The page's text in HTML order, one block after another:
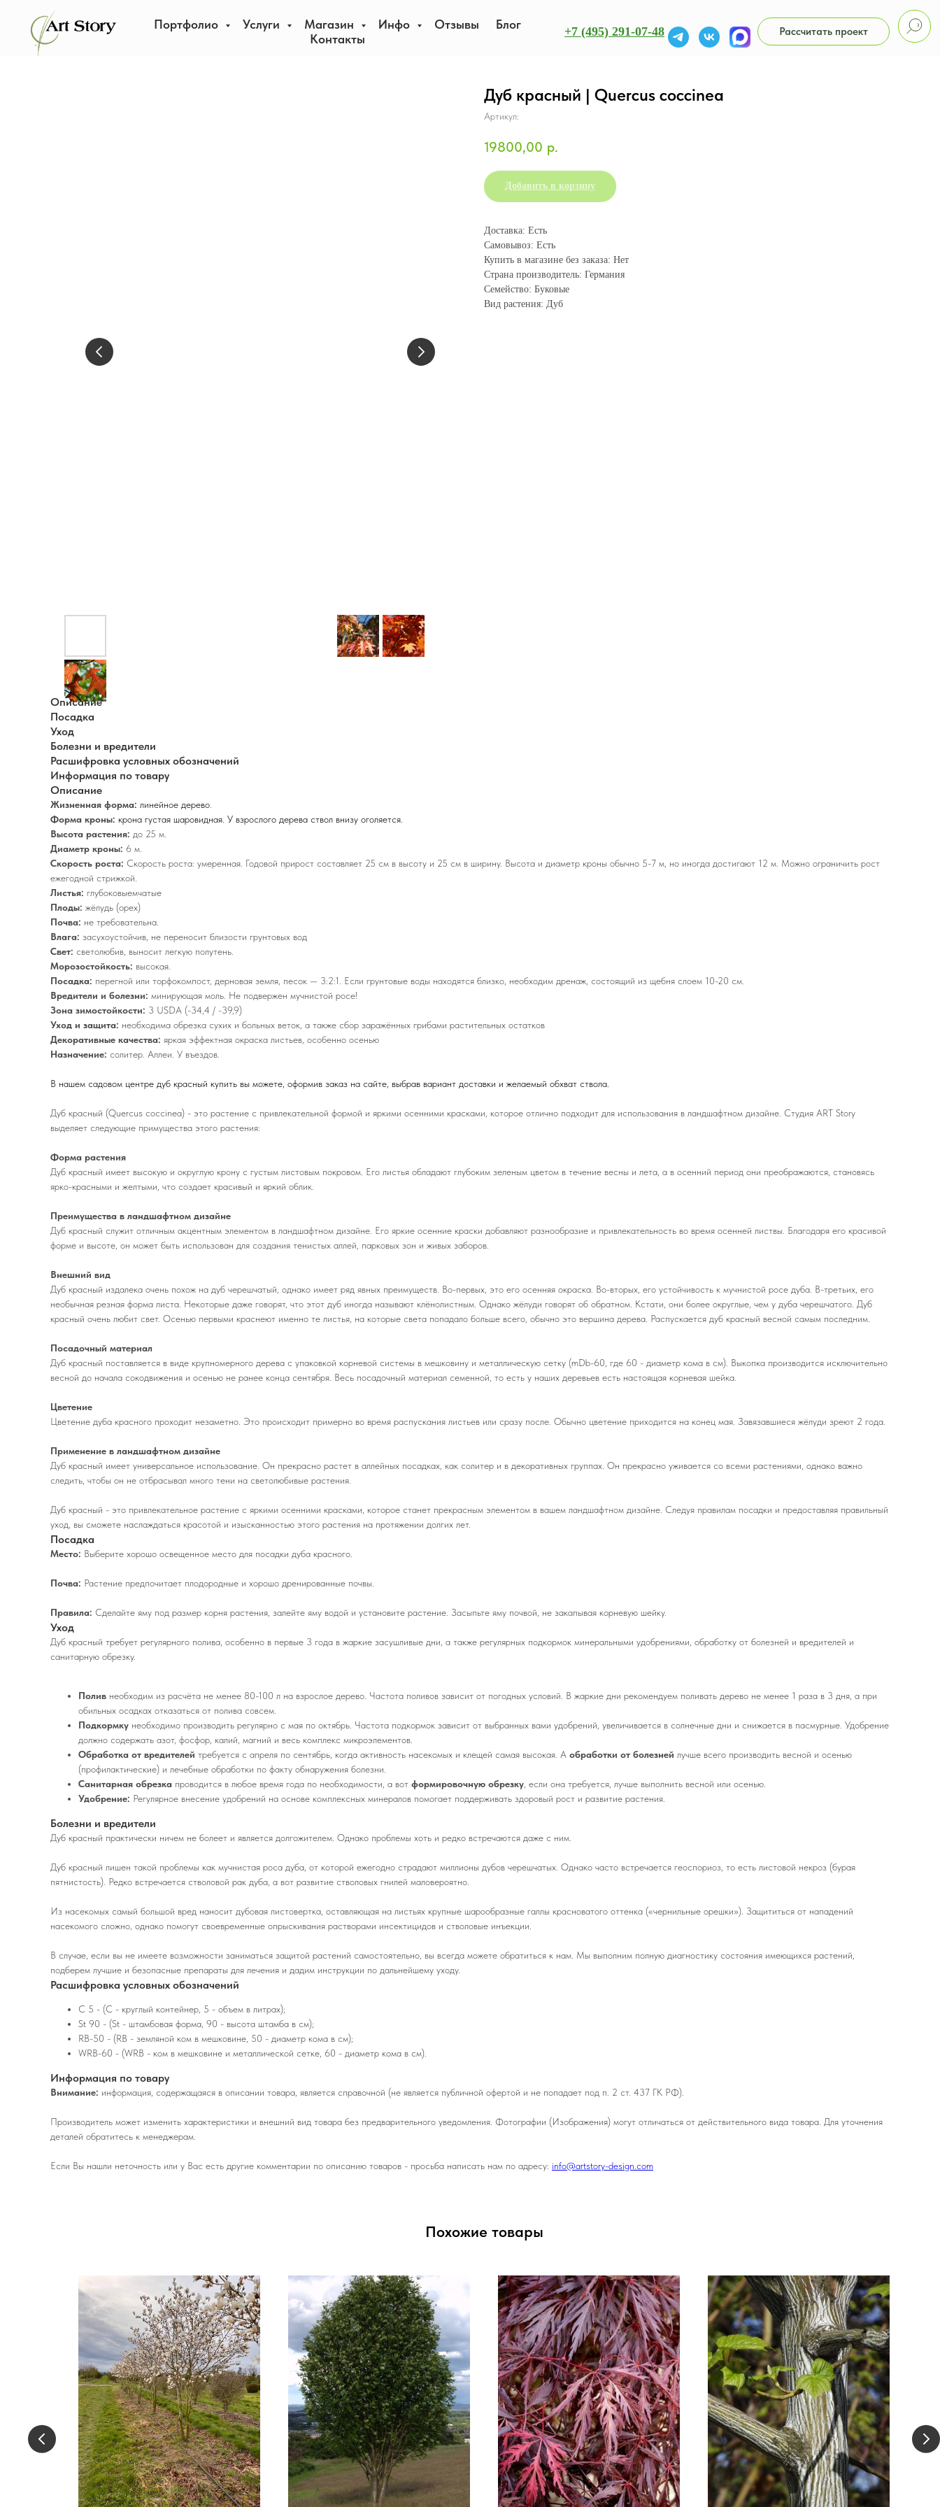
Портфолио Услуги Магазин Инфо Отзывы
Блог
Контакты
+7 (495) 291-07-48 Рассчитать проект
Дуб красный | Quercus coccinea
Артикул:
19800,00 р.
Добавить в корзину
Доставка: Есть
Самовывоз: Есть
Купить в магазине без заказа: Нет
Страна производитель: Германия
Семейство: Буковые
Вид растения: Дуб
Описание
Посадка
Уход
Болезни и вредители
Расшифровка условных обозначений
Информация по товару
Описание
Жизненная форма: линейное дерево
Форма кроны: крона густая шаровидная. У взрослого дерева ствол внизу оголяется.
Высота растения: до 25 м.
Диаметр кроны: 6 м.
Скорость роста: Скорость роста: умеренная. Годовой прирост составляет 25 см в высоту и 25 см в ширину. Высота и диаметр кроны обычно 5-7 м, но иногда достигают 12 м. Можно ограничить рост
ежегодной стрижкой.
Листья: глубоковыемчатые
Плоды: жёлудь (орех)
Почва: не требовательна.
Влага: засухоустойчив, не переносит близости грунтовых вод
Свет: светолюбив, выносит легкую полутень.
Морозостойкость: высокая.
Посадка: перегной или торфокомпост, дерновая земля, песок — 3:2:1. Если грунтовые воды находятся близко, необходим дренаж, состоящий из щебня слоем 10-20 см.
Вредители и болезни: минирующая моль. Не подвержен мучнистой росе!
Зона зимостойкости: 3 USDA (-34,4 / -39,9)
Уход и защита: необходима обрезка сухих и больных веток, а также сбор заражённых грибами растительных остатков
Декоративные качества: яркая эффектная окраска листьев, особенно осенью
Назначение: солитер. Аллеи. У въездов.
В нашем садовом центре дуб красный купить вы можете, оформив заказ на сайте, выбрав вариант доставки и желаемый обхват ствола.
Дуб красный (Quercus coccinea) - это растение с привлекательной формой и яркими осенними красками, которое отлично подходит для использования в ландшафтном дизайне. Студия ART Story
выделяет следующие примущества этого растения:
Форма растения
Дуб красный имеет высокую и округлую крону с густым листовым покровом. Его листья обладают глубоким зеленым цветом в течение весны и лета, а в осенний период они преображаются, становясь
ярко-красными и желтыми, что создает красивый и яркий облик.
Преимущества в ландшафтном дизайне
Дуб красный служит отличным акцентным элементом в ландшафтном дизайне. Его яркие осенние краски добавляют разнообразие и привлекательность во время осенней листвы. Благодаря его красивой
форме и высоте, он может быть использован для создания тенистых аллей, парковых зон и живых заборов.
Внешний вид
Дуб красный издалека очень похож на дуб черешчатый, однако имеет ряд явных преимуществ. Во-первых, это его осенняя окраска. Во-вторых, его устойчивость к мучнистой росе дуба. В-третьих, его
необычная резная форма листа. Некоторые даже говорят, что этот дуб иногда называют клёнолистным. Однако жёлуди говорят об обратном. Кстати, они более округлые, чем у дуба черешчатого. Дуб
красный очень любит свет. Осенью первыми краснеют именно те листья, на которые света попадало больше всего, обычно это вершина дерева. Распускается дуб красный весной самым последним.
Посадочный материал
Дуб красный поставляется в виде крупномерного дерева с упаковкой корневой системы в мешковину и металлическую сетку (mDb-60, где 60 - диаметр кома в см). Выкопка производится исключительно
весной до начала сокодвижения и осенью не ранее конца сентября. Весь посадочный материал семенной, то есть у наших деревьев есть настоящая корневая шейка.
Цветение
Цветение дуба красного проходит незаметно. Это происходит примерно во время распускания листьев или сразу после. Обычно цветение приходится на конец мая. Завязавшиеся жёлуди зреют 2 года.
Применение в ландшафтном дизайне
Дуб красный имеет универсальное использование. Он прекрасно растет в аллейных посадках, как солитер и в декоративных группах. Он прекрасно уживается со всеми растениями, однако важно
следить, чтобы он не отбрасывал много тени на светолюбивые растения.
Дуб красный - это привлекательное растение с яркими осенними красками, которое станет прекрасным элементом в вашем ландшафтном дизайне. Следуя правилам посадки и предоставляя правильный
уход, вы сможете наслаждаться красотой и изысканностью этого растения на протяжении долгих лет.
Посадка
Место: Выберите хорошо освещенное место для посадки дуба красного.
Почва: Растение предпочитает плодородные и хорошо дренированные почвы.
Правила: Сделайте яму под размер корня растения, залейте яму водой и установите растение. Засыпьте яму почвой, не закапывая корневую шейку.
Уход
Дуб красный требует регулярного полива, особенно в первые 3 года в жаркие засушливые дни, а также регулярных подкормок минеральными удобрениями, обработку от болезней и вредителей и
санитарную обрезку.
Полив необходим из расчёта не менее 80-100 л на взрослое дерево. Частота поливов зависит от погодных условий. В жаркие дни рекомендуем поливать дерево не менее 1 раза в 3 дня, а при
обильных осадках отказаться от полива совсем.
Подкормку необходимо производить регулярно с мая по октябрь. Частота подкормок зависит от выбранных вами удобрений, увеличивается в солнечные дни и снижается в пасмурные. Удобрение
должно содержать азот, фосфор, калий, магний и весь комплекс микроэлементов.
Обработка от вредителей требуется с апреля по сентябрь, когда активность насекомых и клещей самая высокая. А обработки от болезней лучше всего производить весной и осенью
(профилактические) и лечебные обработки по факту обнаружения болезни.
Санитарная обрезка проводится в любое время года по необходимости, а вот формировочную обрезку , если она требуется, лучше выполнить весной или осенью.
Удобрение: Регулярное внесение удобрений на основе комплексных минералов помогает поддерживать здоровый рост и развитие растения.
Болезни и вредители
Дуб красный практически ничем не болеет и является долгожителем. Однако проблемы хоть и редко встречаются даже с ним.
Дуб красный лишен такой проблемы как мучнистая роса дуба, от которой ежегодно страдают миллионы дубов черешчатых. Однако часто встречается геоспориоз, то есть листовой некроз (бурая
пятнистость). Редко встречается стволовой рак дуба, а вот развитие стволовых гнилей маловероятно.
Из насекомых самый большой вред наносит дубовая листовертка, оставляющая на листьях крупные шарообразные галлы красноватого оттенка («чернильные орешки»). Защититься от нападений
насекомого сложно, однако помогут своевременные опрыскивания растворами инсектицидов и стволовые инъекции.
В случае, если вы не имеете возможности заниматься защитой растений самостоятельно, вы всегда можете обратиться к нам. Мы выполним полную диагностику состояния имеющихся растений,
подберем лучшие и безопасные препараты для лечения и дадим инструкции по дальнейшему уходу.
Расшифровка условных обозначений
C 5 - (C - круглый контейнер, 5 - объем в литрах);
St 90 - (St - штамбовая форма, 90 - высота штамба в см);
RB-50 - (RB - земляной ком в мешковине, 50 - диаметр кома в см);
WRB-60 - (WRB - ком в мешковине и металлической сетке, 60 - диаметр кома в см).
Информация по товару
Внимание: информация, содержащаяся в описании товара, является справочной (не является публичной офертой и не попадает под п. 2 ст. 437 ГК РФ).
Производитель может изменить характеристики и внешний вид товара без предварительного уведомления. Фотографии (Изображения) могут отличаться от действительного вида товара. Для уточнения
деталей обратитесь к менеджерам.
Если Вы нашли неточность или у Вас есть другие комментарии по описанию товаров - просьба написать нам по адресу: info@artstory-design.com
Похожие товары